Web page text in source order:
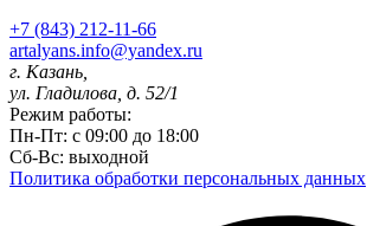
+7 (843) 212-11-66
artalyans.info@yandex.ru
г. Казань,
ул. Гладилова, д. 52/1
Режим работы:
Пн-Пт: с 09:00 до 18:00
Сб-Вс: выходной
Политика обработки персональных данных